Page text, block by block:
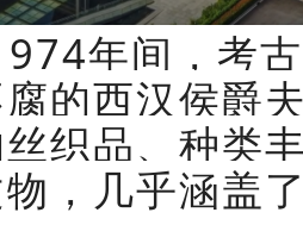
年间，考
的西汉侯爵
织品、种类
，几乎涵盖